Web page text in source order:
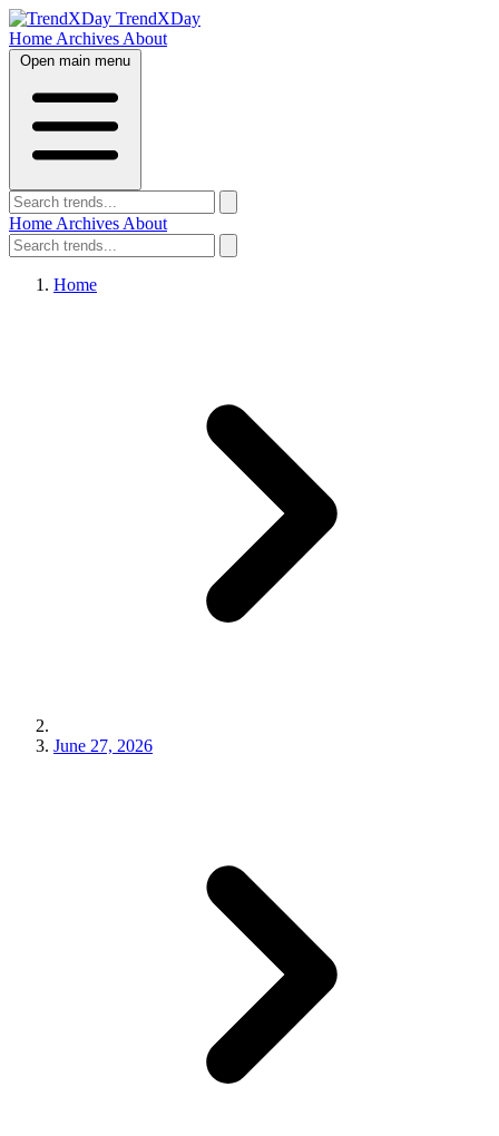
TrendXDay
Home Archives About
Open main menu
Home Archives About
Home
June 27, 2026